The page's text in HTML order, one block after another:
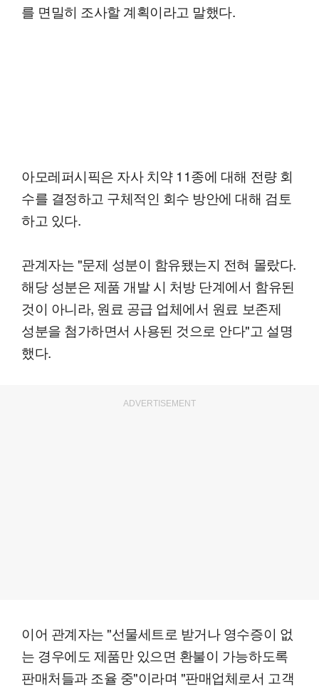
를 면밀히 조사할 계획이라고 말했다.
아모레퍼시픽은 자사 치약 11종에 대해 전량 회
수를 결정하고 구체적인 회수 방안에 대해 검토
하고 있다.
관계자는 "문제 성분이 함유됐는지 전혀 몰랐다.
해당 성분은 제품 개발 시 처방 단계에서 함유된
것이 아니라, 원료 공급 업체에서 원료 보존제
성분을 첨가하면서 사용된 것으로 안다"고 설명
했다.
ADVERTISEMENT
이어 관계자는 "선물세트로 받거나 영수증이 없
는 경우에도 제품만 있으면 환불이 가능하도록
판매처들과 조율 중"이라며 "판매업체로서 고객